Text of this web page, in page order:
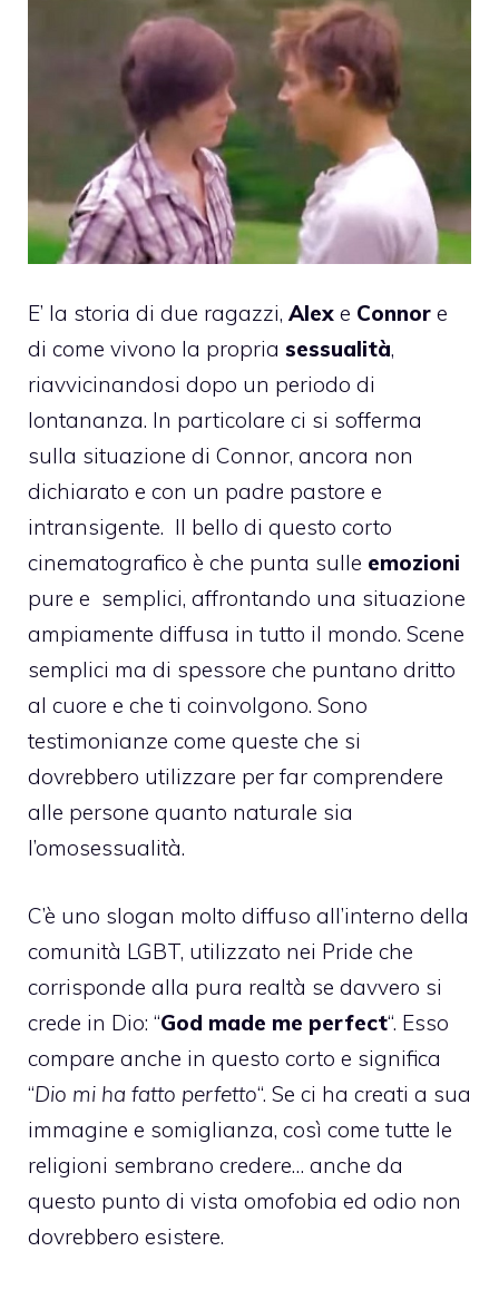
E’ la storia di due ragazzi, Alex e Connor e
di come vivono la propria sessualità,
riavvicinandosi dopo un periodo di
lontananza. In particolare ci si sofferma
sulla situazione di Connor, ancora non
dichiarato e con un padre pastore e
intransigente. Il bello di questo corto
cinematografico è che punta sulle emozioni
pure e semplici, affrontando una situazione
ampiamente diffusa in tutto il mondo. Scene
semplici ma di spessore che puntano dritto
al cuore e che ti coinvolgono. Sono
testimonianze come queste che si
dovrebbero utilizzare per far comprendere
alle persone quanto naturale sia
l’omosessualità.
C’è uno slogan molto diffuso all’interno della
comunità LGBT, utilizzato nei Pride che
corrisponde alla pura realtà se davvero si
crede in Dio: “God made me perfect“. Esso
compare anche in questo corto e significa
“Dio mi ha fatto perfetto“. Se ci ha creati a sua
immagine e somiglianza, così come tutte le
religioni sembrano credere… anche da
questo punto di vista omofobia ed odio non
dovrebbero esistere.